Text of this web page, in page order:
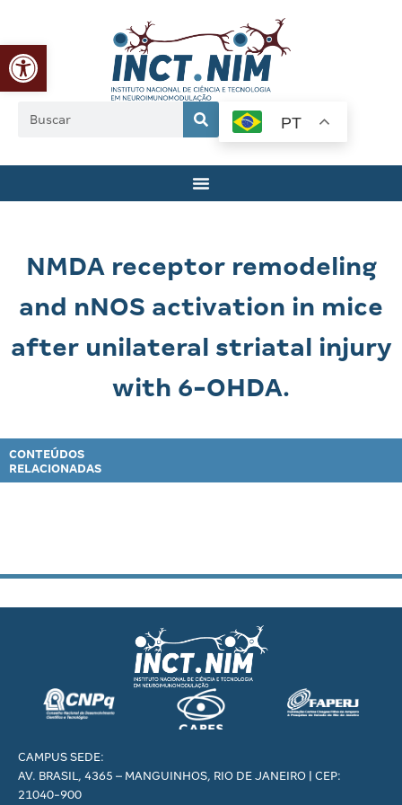
Abrir a barra de ferramentas
PT
NMDA receptor remodeling
and nNOS activation in mice
after unilateral striatal injury
with 6-OHDA.
CONTEÚDOS
RELACIONADAS
CAMPUS SEDE:
AV. BRASIL, 4365 – MANGUINHOS, RIO DE JANEIRO | CEP:
21040-900